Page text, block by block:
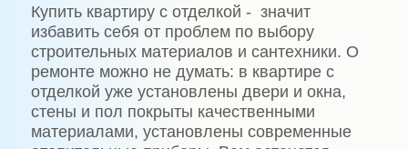
Купить квартиру с отделкой - значит
избавить себя от проблем по выбору
строительных материалов и сантехники. О
ремонте можно не думать: в квартире с
отделкой уже установлены двери и окна,
стены и пол покрыты качественными
материалами, установлены современные